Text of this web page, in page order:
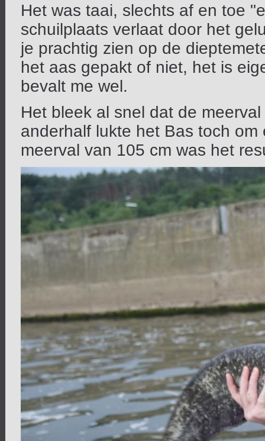
Het was taai, slechts af en toe
schuilplaats verlaat door het
je prachtig zien op de
het aas gepakt of niet, het is
bevalt me wel.
Het bleek al snel dat de
anderhalf lukte het Bas toch
meerval van 105 cm was het